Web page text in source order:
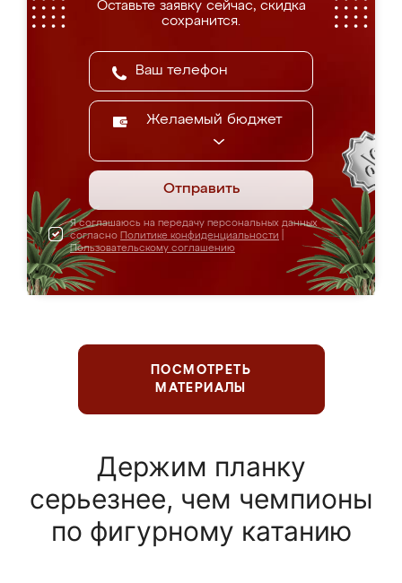
Оставьте заявку сейчас, скидка
сохранится.
Желаемый бюджет
Отправить
Я соглашаюсь на передачу персональных данных
согласно Политике конфиденциальности
Пользовательскому соглашению
ПОСМОТРЕТЬ
МАТЕРИАЛЫ
Держим планку
серьезнее, чем чемпионы
по фигурному катанию